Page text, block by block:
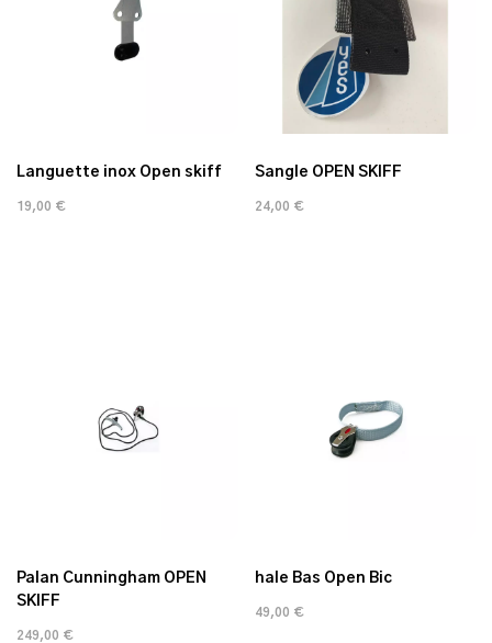
Languette inox Open skiff
19,00 €
Sangle OPEN SKIFF
24,00 €
Palan Cunningham OPEN
SKIFF
249,00 €
hale Bas Open Bic
49,00 €